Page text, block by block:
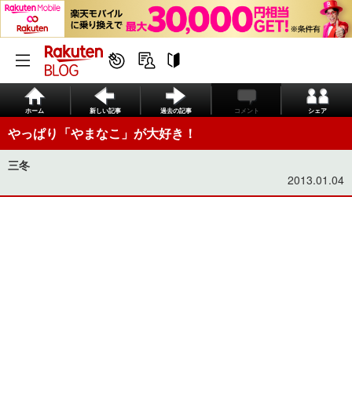
ホーム 新しい記事 過去の記事 コメント シェア
やっぱり「やまなこ」が大好き！
三冬
2013.01.04